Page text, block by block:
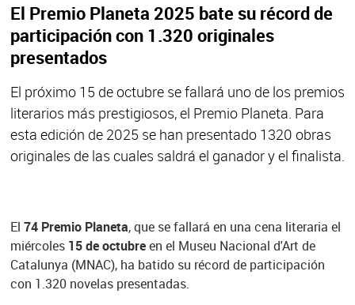
El Premio Planeta 2025 bate su récord de
participación con 1.320 originales
presentados
El próximo 15 de octubre se fallará uno de los premios
literarios más prestigiosos, el Premio Planeta. Para
esta edición de 2025 se han presentado 1320 obras
originales de las cuales saldrá el ganador y el finalista.
El 74 Premio Planeta, que se fallará en una cena literaria el
miércoles 15 de octubreen el Museu Nacional d'Art de
Catalunya (MNAC), ha batido su récord de participación
con 1.320 novelas presentadas.